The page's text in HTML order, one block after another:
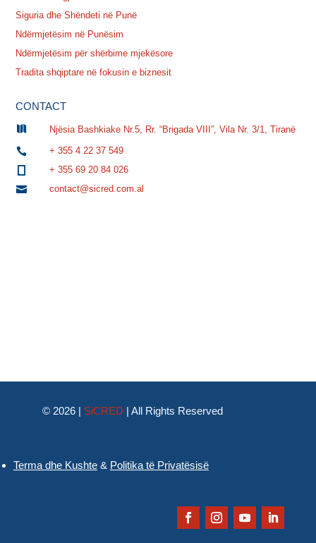
Siguria dhe Shëndeti në Punë
Ndërmjetësim në Punësim
Ndërmjetësim për shërbime mjekësore
Tradita shqiptare në fokusin e biznesit
CONTACT
 Njësia Bashkiake Nr.5, Rr. “Brigada VIII”, Vila Nr. 3/1, Tiranë

+ 355 4 22 37 549
+ 355 69 20 84 026

contact@sicred.com.al
© 2026 | SiCRED | All Rights Reserved
Terma dhe Kushte& Politika të Privatësisë